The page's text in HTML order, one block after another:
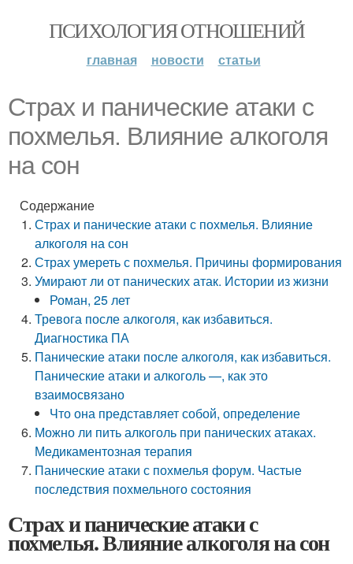
ПСИХОЛОГИЯ ОТНОШЕНИЙ
главная новости статьи
Страх и панические атаки с
похмелья. Влияние алкоголя
на сон
Содержание
Страх и панические атаки с похмелья. Влияние
алкоголя на сон
Страх умереть с похмелья. Причины формирования
Умирают ли от панических атак. Истории из жизни
Роман, 25 лет
Тревога после алкоголя, как избавиться.
Диагностика ПА
Панические атаки после алкоголя, как избавиться.
Панические атаки и алкоголь —, как это
взаимосвязано
Что она представляет собой, определение
Можно ли пить алкоголь при панических атаках.
Медикаментозная терапия
Панические атаки с похмелья форум. Частые
последствия похмельного состояния
Страх и панические атаки с
похмелья. Влияние алкоголя на сон